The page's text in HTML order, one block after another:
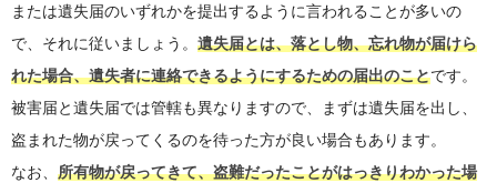
または遺失届のいずれかを提出するように言われることが多いの
で、それに従いましょう。 遺失届とは、落とし物、忘れ物が届けら
れた場合、遺失者に連絡できるようにするための届出のことです。
被害届と遺失届では管轄も異なりますので、まずは遺失届を出し、
盗まれた物が戻ってくるのを待った方が良い場合もあります。
なお、 所有物が戻ってきて、盗難だったことがはっきりわかった場